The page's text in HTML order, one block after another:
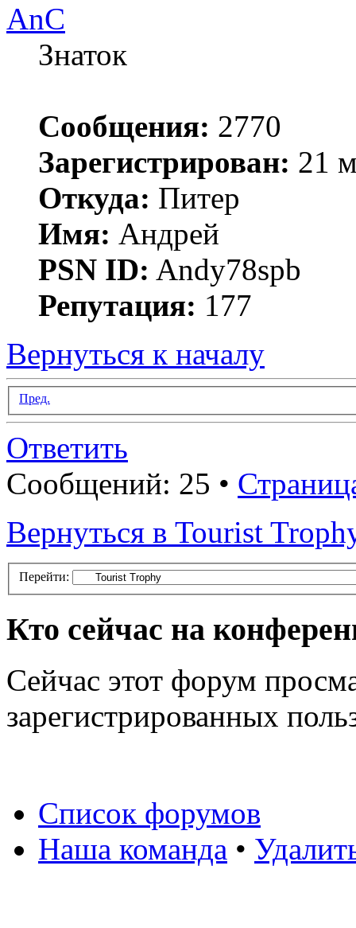
AnC
Знаток
Сообщения: 2770
Зарегистрирован: 21
Откуда: Питер
Имя: Андрей
PSN ID: Andy78spb
Репутация: 177
Вернуться к началу
Пред.
Ответить
Сообщений: 25 •
Вернуться в Tourist
Перейти:
Кто сейчас на
Сейчас этот форум
зарегистрированных
Список форумов
Наша команда •